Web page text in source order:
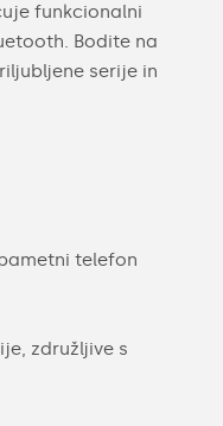
funkcionalni
Bodite na
serije in
telefon
združljive s